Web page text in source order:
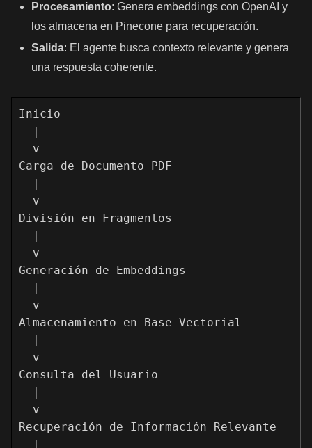
Procesamiento: Genera embeddings con OpenAI y
los almacena en Pinecone para recuperación.
Salida: El agente busca contexto relevante y genera
una respuesta coherente.
Inicio
Carga de Documento PDF
División en Fragmentos
Generación de Embeddings
Almacenamiento en Base Vectorial
Consulta del Usuario
Recuperación de Información Relevante